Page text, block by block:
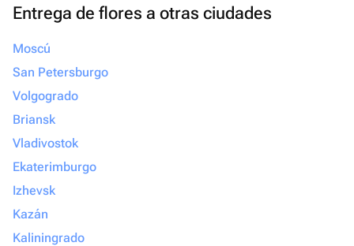
Entrega de flores a otras ciudades
Moscú
San Petersburgo
Volgogrado
Briansk
Vladivostok
Ekaterimburgo
Izhevsk
Kazán
Kaliningrado